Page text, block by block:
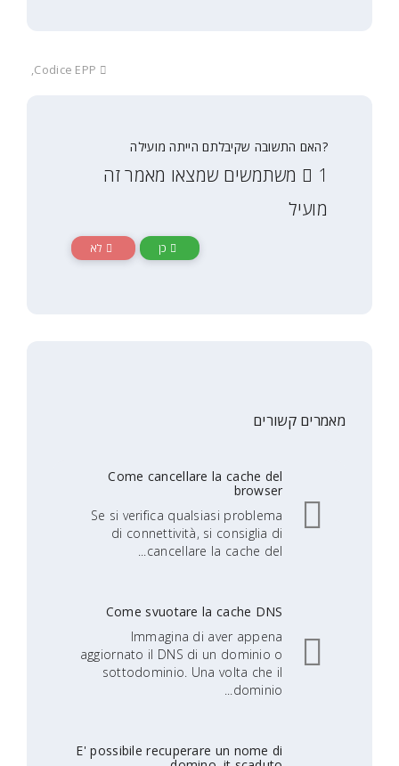
שקיבלתם הייתה מועילה
שמצאו מאמר זה
לא
Come cancellare la cache del
Se si verifica qualsiasi problema
di connettività, si consiglia di
cancellare la cache del...
Come svuotare la cache DNS
Immagina di aver appena
aggiornato il DNS di un dominio o
sottodominio. Una volta che il
E' possibile recuperare un nome di